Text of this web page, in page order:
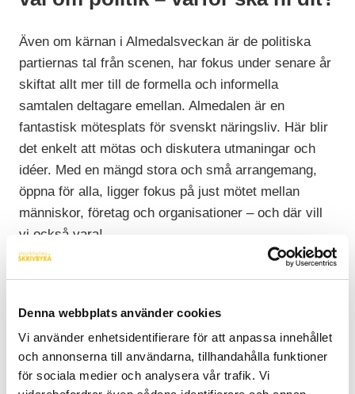
Denna webbplats använder cookies
Vi använder enhetsidentifierare för att anpassa innehållet
och annonserna till användarna, tillhandahålla funktioner
för sociala medier och analysera vår trafik. Vi
Även om kärnan i Almedalsveckan är de politiska
partiernas tal från scenen, har fokus under senare år
skiftat allt mer till de formella och informella
samtalen deltagare emellan. Almedalen är en
fantastisk mötesplats för svenskt näringsliv. Här blir
det enkelt att mötas och diskutera utmaningar och
idéer. Med en mängd stora och små arrangemang,
öppna för alla, ligger fokus på just mötet mellan
människor, företag och organisationer – och där vill
vi också vara!
Skrivbyråns copywriters och kommunikatörer skriver
dagligen texter om olika ämnen, för olika branscher.
Därför är vi alltid nyfikna på att lyssna in utveckling
Förutom att träffa intressanta människor och
verksamheter hoppas vi kunna vara en värdefull